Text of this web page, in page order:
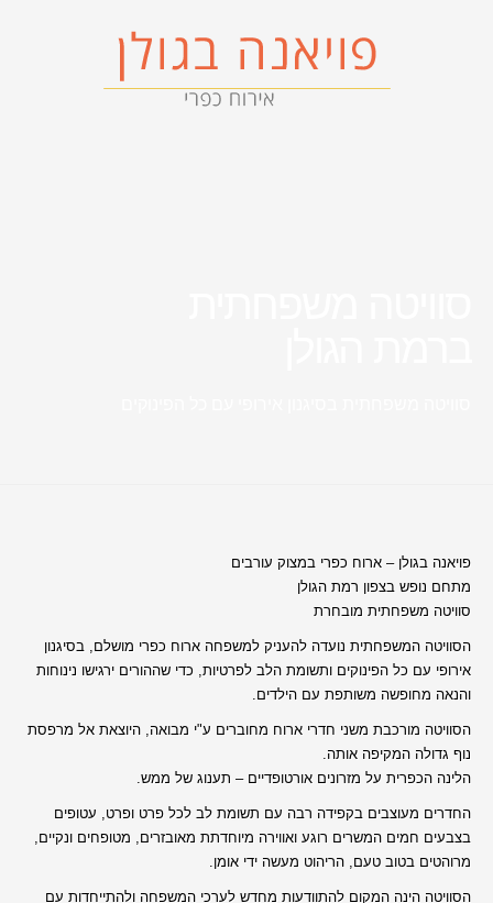
פויאנה בגולן – ארוח כפרי במצוק עורבים
מתחם נופש בצפון רמת הגולן
סוויטה משפחתית מובחרת
הסוויטה המשפחתית נועדה להעניק למשפחה ארוח כפרי מושלם, בסיגנון
אירופי עם כל הפינוקים ותשומת הלב לפרטיות, כדי שההורים ירגישו נינוחות
והנאה מחופשה משותפת עם הילדים.
הסוויטה מורכבת משני חדרי ארוח מחוברים ע"י מבואה, היוצאת אל מרפסת
נוף גדולה המקיפה אותה.
הלינה הכפרית על מזרונים אורטופדיים – תענוג של ממש.
החדרים מעוצבים בקפידה רבה עם תשומת לב לכל פרט ופרט, עטופים
בצבעים חמים המשרים רוגע ואווירה מיוחדתת מאובזרים, מטופחים ונקיים,
מרוהטים בטוב טעם, הריהוט מעשה ידי אומן.
הסוויטה הינה המקום להתוודעות מחדש לערכי המשפחה ולהתייחדות עם